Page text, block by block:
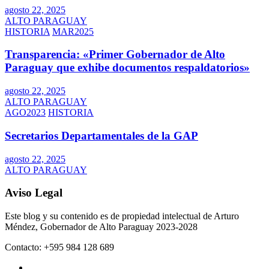
agosto 22, 2025
ALTO PARAGUAY
HISTORIA MAR2025
Transparencia: «Primer Gobernador de Alto
Paraguay que exhibe documentos respaldatorios»
agosto 22, 2025
ALTO PARAGUAY
AGO2023 HISTORIA
Secretarios Departamentales de la GAP
agosto 22, 2025
ALTO PARAGUAY
Aviso Legal
Este blog y su contenido es de propiedad intelectual de Arturo
Méndez, Gobernador de Alto Paraguay 2023-2028
Contacto: +595 984 128 689